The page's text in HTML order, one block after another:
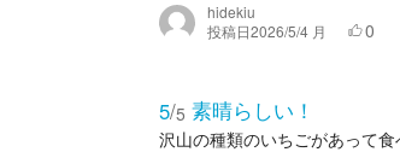
hidekiu
投稿日2026/5/4 月 0
5/5 素晴らしい！
沢山の種類のいちごがあって